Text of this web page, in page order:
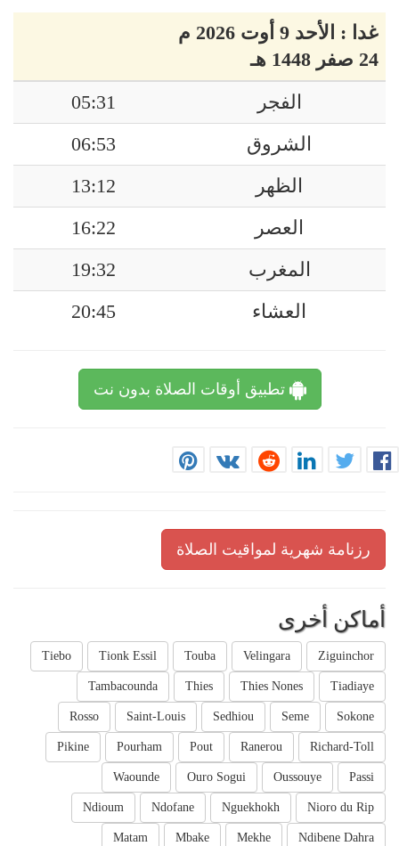
غدا : الأحد 9 أوت 2026 م
24 صفر 1448 هـ
الفجر
05:31
الشروق
06:53
الظهر
13:12
العصر
16:22
المغرب
19:32
العشاء
20:45
تطبيق أوقات الصلاة بدون نت
رزنامة شهرية لمواقيت الصلاة
أماكن أخرى
Ziguinchor
Velingara
Touba
Tionk Essil
Tiebo
Tiadiaye
Thies Nones
Thies
Tambacounda
Sokone
Seme
Sedhiou
Saint-Louis
Rosso
Richard-Toll
Ranerou
Pout
Pourham
Pikine
Passi
Oussouye
Ouro Sogui
Waounde
Nioro du Rip
Nguekhokh
Ndofane
Ndioum
Ndibene Dahra
Mekhe
Mbake
Matam